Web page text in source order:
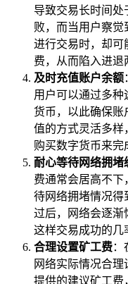
导致交易长时间
败，而当用户察觉
进行交易时，却可
费，从而陷入进退
及时充值账户余额
用户可以通过多种
货币，以此确保账
值的方式灵活多样
购买数字货币来完
耐心等待网络拥堵
费通常会居高不下
待网络拥堵情况得
过后，网络会逐渐
这样交易成功的几
合理设置矿工费：
网络实际情况合理
提供的建议矿工费